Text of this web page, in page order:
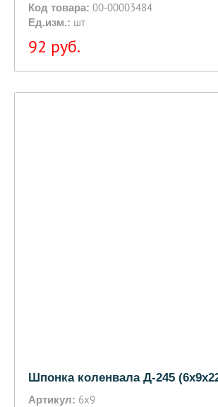
Код товара: 00-00003484
Ед.изм.: шт
92 руб.
Шпонка коленвала Д-245
Артикул: 6х9